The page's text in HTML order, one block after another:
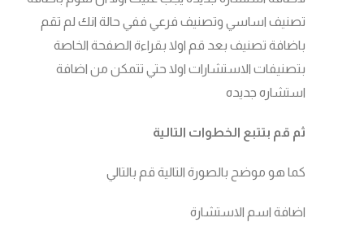
تصنيف اساسي وتصنيف فرعي ففي حالة انك لم تقم
باضافة تصنيف بعد قم اولا بقراءة الصفحة الخاصة
بتصنيفات الاستشارات اولا حتي تتمكن من اضافة
استشاره جديده
ثم قم بتتبع الخطوات التالية
كما هو موضح بالصورة التالية قم بالتالي
اضافة اسم الاستشارة